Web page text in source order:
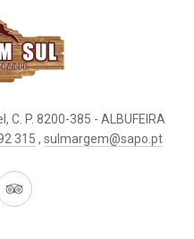
P. 8200-385 - ALBUFEIRA
315 , sulmargem@sapo.pt
New